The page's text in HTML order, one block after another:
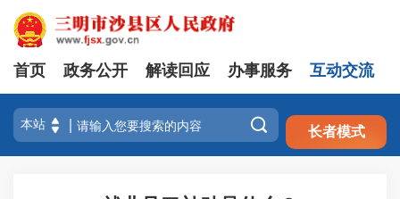
注册 登录
首页 政务公开 解读回应 办事服务 互动交流
 长者模式